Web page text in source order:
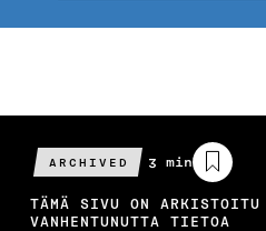
ARCHIVED
Arvioitu
lukuaika
3 min
TÄMÄ SIVU ON
VANHENTUNUTTA TIETOA